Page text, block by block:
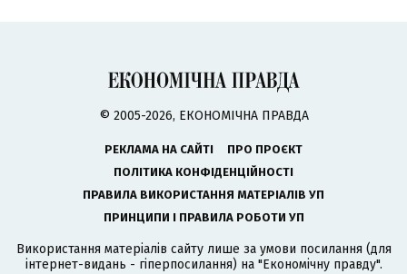
© 2005-2026, ЕКОНОМІЧНА ПРАВДА
РЕКЛАМА НА САЙТІ
ПРО ПРОЄКТ
ПОЛІТИКА КОНФІДЕНЦІЙНОСТІ
ПРАВИЛА ВИКОРИСТАННЯ МАТЕРІАЛІВ УП
ПРИНЦИПИ І ПРАВИЛА РОБОТИ УП
Використання матеріалів сайту лише за умови посилання (для
інтернет-видань - гіперпосилання) на "Економічну правду".